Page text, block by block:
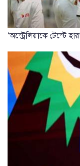
‘অস্ট্রেলিয়াকে টেস্টে